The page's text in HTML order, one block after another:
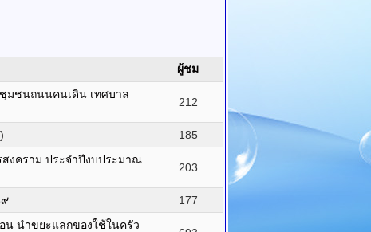
ผู้ชม
ชุมชนถนนคนเดิน เทศบาล
212
185
สงคราม ประจำปีงบประมาณ
203
177
น นำขยะแลกของใช้ในครัว